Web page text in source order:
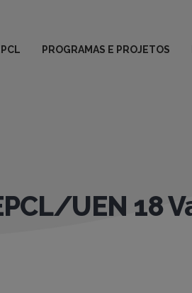
PROGRAMAS E PROJETOS
UEN 18